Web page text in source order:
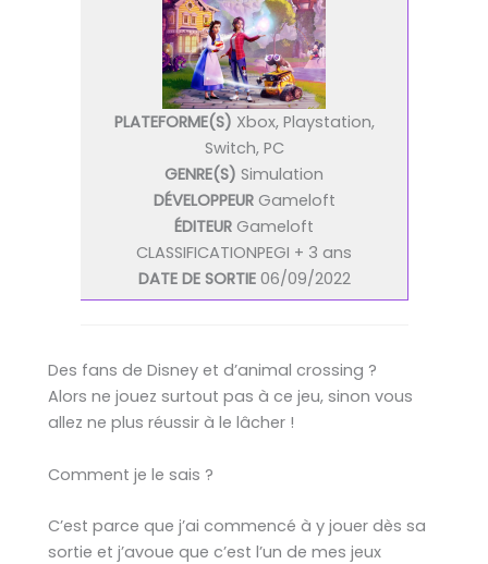
PLATEFORME(S) Xbox, Playstation,
Switch, PC
GENRE(S) Simulation
DÉVELOPPEURGameloft
ÉDITEUR Gameloft
CLASSIFICATIONPEGI + 3 ans
DATE DE SORTIE06/09/2022
Des fans de Disney et d’animal crossing ?
Alors ne jouez surtout pas à ce jeu, sinon vous
allez ne plus réussir à le lâcher !
Comment je le sais ?
C’est parce que j’ai commencé à y jouer dès sa
sortie et j’avoue que c’est l’un de mes jeux